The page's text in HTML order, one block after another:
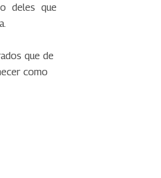
deles que
que de
como